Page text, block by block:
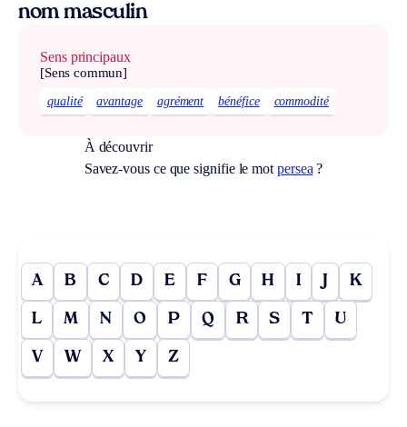
nom masculin
Sens principaux
[Sens commun]
qualité avantage agrément bénéfice commodité
À découvrir
Savez-vous ce que signifie le mot persea ?
A B C D E F G H I J K
L M N O P Q R S T U
V W X Y Z